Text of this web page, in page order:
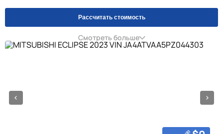
Рассчитать стоимость
Смотреть больше